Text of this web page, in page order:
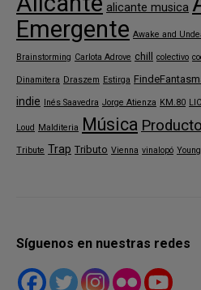
alicante musica
Emergente Awake and
Brainstorming Carlota Adrove chill colectivo
Dinamitera Draszem Estirga
indie Inés Saavedra Jorge Atienza KM.80
Loud Malditeria Música
Tribute Trap Tributo Vienna vinalopó
Síguenos en nuestras redes